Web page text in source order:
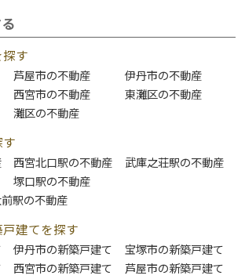
す
芦屋市の不動産
伊丹市の不動産
西宮市の不動産
東灘区の不動産
灘区の不動産
西宮北口駅の不動産
武庫之荘駅の不動産
塚口駅の不動産
駅の不動産
建てを探す
伊丹市の新築戸建て
宝塚市の新築戸建て
西宮市の新築戸建て
芦屋市の新築戸建て